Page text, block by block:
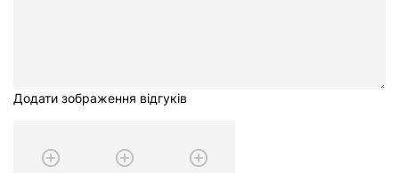
Додати зображення відгуків